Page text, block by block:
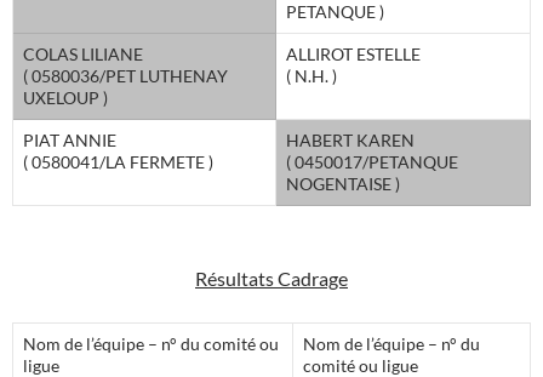
PETANQUE )
COLAS LILIANE
( 0580036/PET LUTHENAY
UXELOUP )
ALLIROT ESTELLE
( N.H. )
PIAT ANNIE
( 0580041/LA FERMETE )
HABERT KAREN
( 0450017/PETANQUE
NOGENTAISE )
Résultats Cadrage
Nom de l’équipe – n° du comité ou
ligue
Nom de l’équipe – n° du
comité ou ligue